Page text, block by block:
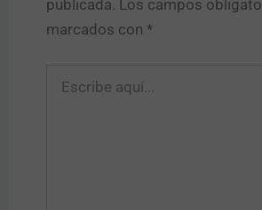
publicada. Los campos
marcados con *
aquí...